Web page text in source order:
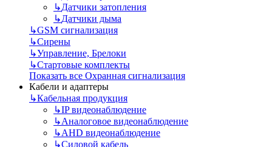
↳Датчики затопления
↳Датчики дыма
↳GSM сигнализация
↳Сирены
↳Управление, Брелоки
↳Стартовые комплекты
Показать все Охранная сигнализация
Кабели и адаптеры
↳Кабельная продукция
↳IP видеонаблюдение
↳Аналоговое видеонаблюдение
↳AHD видеонаблюдение
↳Силовой кабель